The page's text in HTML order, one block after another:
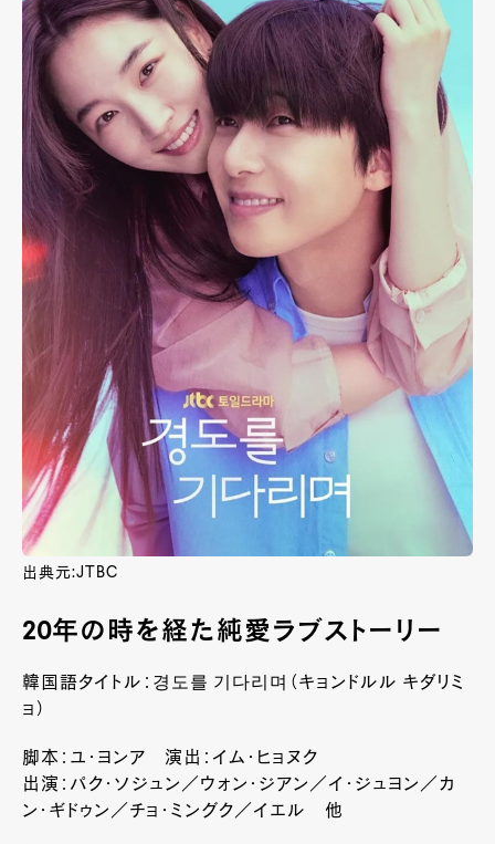
出典元:JTBC
20年の時を経た純愛ラブストーリー
韓国語タイトル：경도를 기다리며（キョンドルル キダリミ
ョ）
脚本：ユ・ヨンア 演出：イム・ヒョヌク
出演：パク・ソジュン／ウォン・ジアン／イ・ジュヨン／カ
ン・ギドゥン／チョ・ミングク／イエル 他